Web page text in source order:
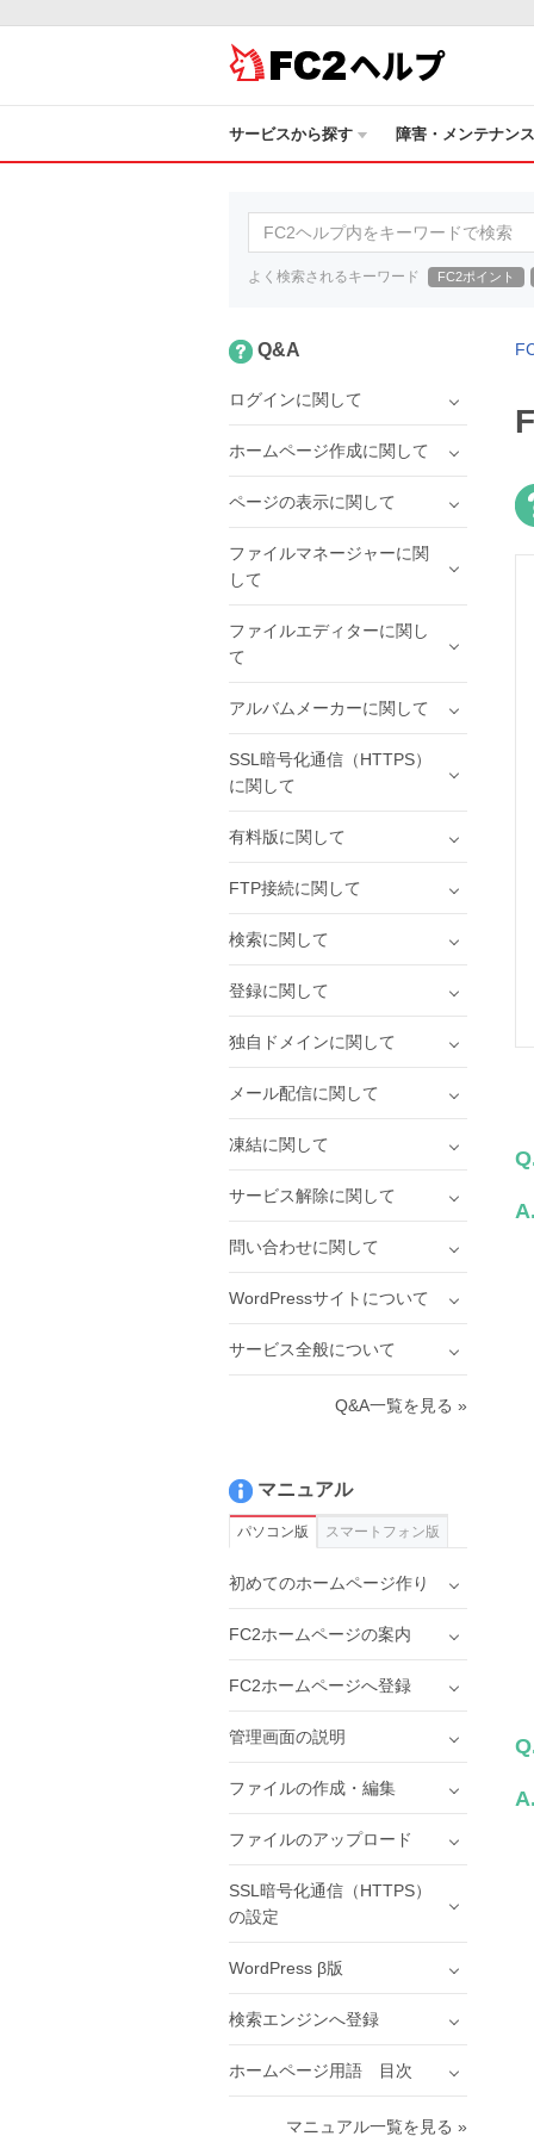
ヘルプ
サービスから探す 障害・メンテナン
よく検索されるキーワード FC2ポイント
A.
A.
Q&A
ログインに関して
ホームページ作成に関して
ページの表示に関して
ファイルマネージャーに関
して
ファイルエディターに関し
て
アルバムメーカーに関して
SSL暗号化通信（HTTPS）
に関して
有料版に関して
FTP接続に関して
検索に関して
登録に関して
独自ドメインに関して
メール配信に関して
凍結に関して
サービス解除に関して
問い合わせに関して
WordPressサイトについて
サービス全般について
Q&A一覧を見る »
マニュアル
パソコン版 スマートフォン版
初めてのホームページ作り
FC2ホームページの案内
FC2ホームページへ登録
管理画面の説明
ファイルの作成・編集
ファイルのアップロード
SSL暗号化通信（HTTPS）
の設定
WordPress β版
検索エンジンへ登録
ホームページ用語 目次
マニュアル一覧を見る »